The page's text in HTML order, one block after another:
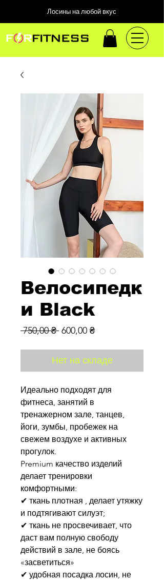
Лосины на любой вкус
Велосипедк
и Black
750,00 ₴ Обычная
600,00 ₴Спеццена
Нет на складе
Идеально подходят для
фитнеса, занятий в
тренажерном зале, танцев,
йоги, зумбы, пробежек на
свежем воздухе и активных
прогулок.
Premium качество изделий
делает тренировки
комфортными:
✔ ткань плотная , делает утяжку
и подтягивают силуэт;
✔ ткань не просвечивает, что
даст вам полную свободу
действий в зале, не боясь
«засветиться»
✔ удобная посадка лосин, не